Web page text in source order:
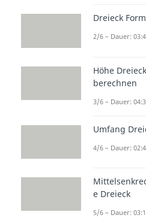
Studyflix zu
Sehen
Gegeben
C(−1|2|0)
wollen wir
Dreieck
2/6 – Dauer:
Höhe Dreieck
berechnen
3/6 – Dauer:
Umfang
4/6 – Dauer:
e Dreieck
5/6 – Dauer: